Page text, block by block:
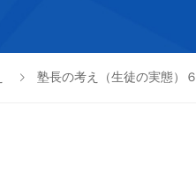
塾長の考え（生徒の実態）６